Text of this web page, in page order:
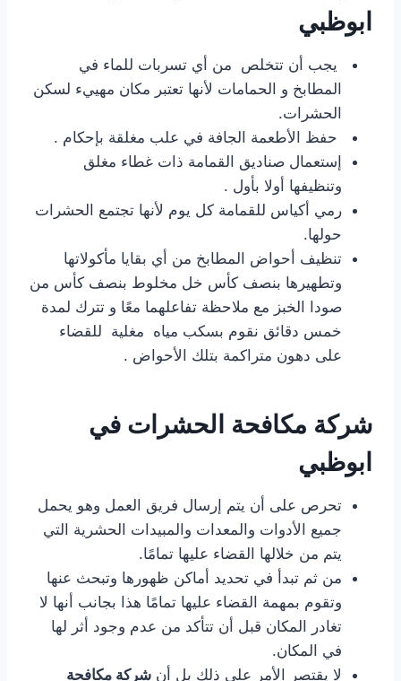
ابوظبي
يجب أن تتخلص من أي تسربات للماء في
المطابخ و الحمامات لأنها تعتبر مكان مهييء لسكن
الحشرات.
حفظ الأطعمة الجافة في علب مغلقة بإحكام .
إستعمال صناديق القمامة ذات غطاء مغلق
وتنظيفها أولا بأول .
رمي أكياس للقمامة كل يوم لأنها تجتمع الحشرات
حولها.
تنظيف أحواض المطابخ من أي بقايا مأكولاتها
وتطهيرها بنصف كأس خل مخلوط بنصف كأس من
صودا الخبز مع ملاحظة تفاعلهما معًا و تترك لمدة
خمس دقائق نقوم بسكب مياه مغلية للقضاء
على دهون متراكمة بتلك الأحواض .
شركة مكافحة الحشرات في
ابوظبي
تحرص على أن يتم إرسال فريق العمل وهو يحمل
جميع الأدوات والمعدات والمبيدات الحشرية التي
يتم من خلالها القضاء عليها تمامًا.
من ثم تبدأ في تحديد أماكن ظهورها وتبحث عنها
وتقوم بمهمة القضاء عليها تمامًا هذا بجانب أنها لا
تغادر المكان قبل أن تتأكد من عدم وجود أثر لها
في المكان.
لا يقتصر الأمر على ذلك بل أن شركة مكافحة